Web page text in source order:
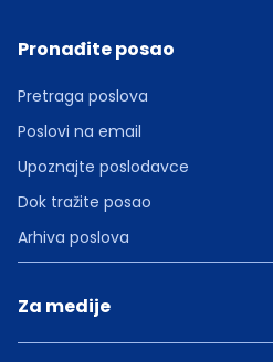
Pronađite posao
Pretraga poslova
Poslovi na email
Upoznajte poslodavce
Dok tražite posao
Arhiva poslova
Za medije